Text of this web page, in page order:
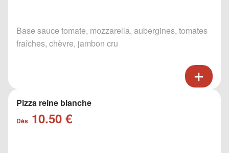
Base sauce tomate, mozzarella, aubergines, tomates
fraîches, chèvre, jambon cru
Pizza reine blanche
Dès 10.50 €